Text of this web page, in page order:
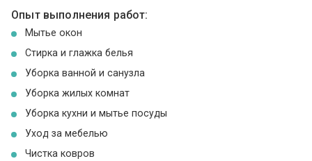
Опыт выполнения работ:
Мытье окон
Стирка и глажка белья
Уборка ванной и санузла
Уборка жилых комнат
Уборка кухни и мытье посуды
Уход за мебелью
Чистка ковров